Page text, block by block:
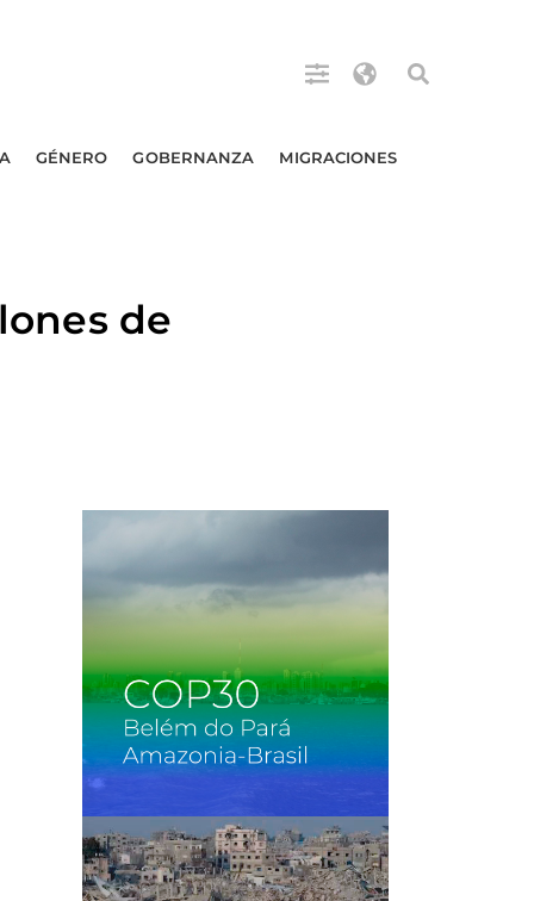
GÉNERO GOBERNANZA MIGRACIONES
de